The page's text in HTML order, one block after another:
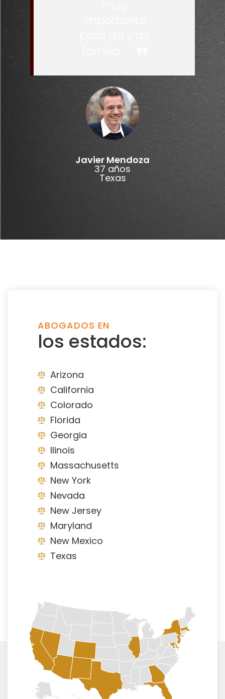
Javier Mendoza
37 años
Texas
ABOGADOS EN
los estados:
Arizona
California
Colorado
Florida
Georgia
Ilinois
Massachusetts
New York
Nevada
New Jersey
Maryland
New Mexico
Texas